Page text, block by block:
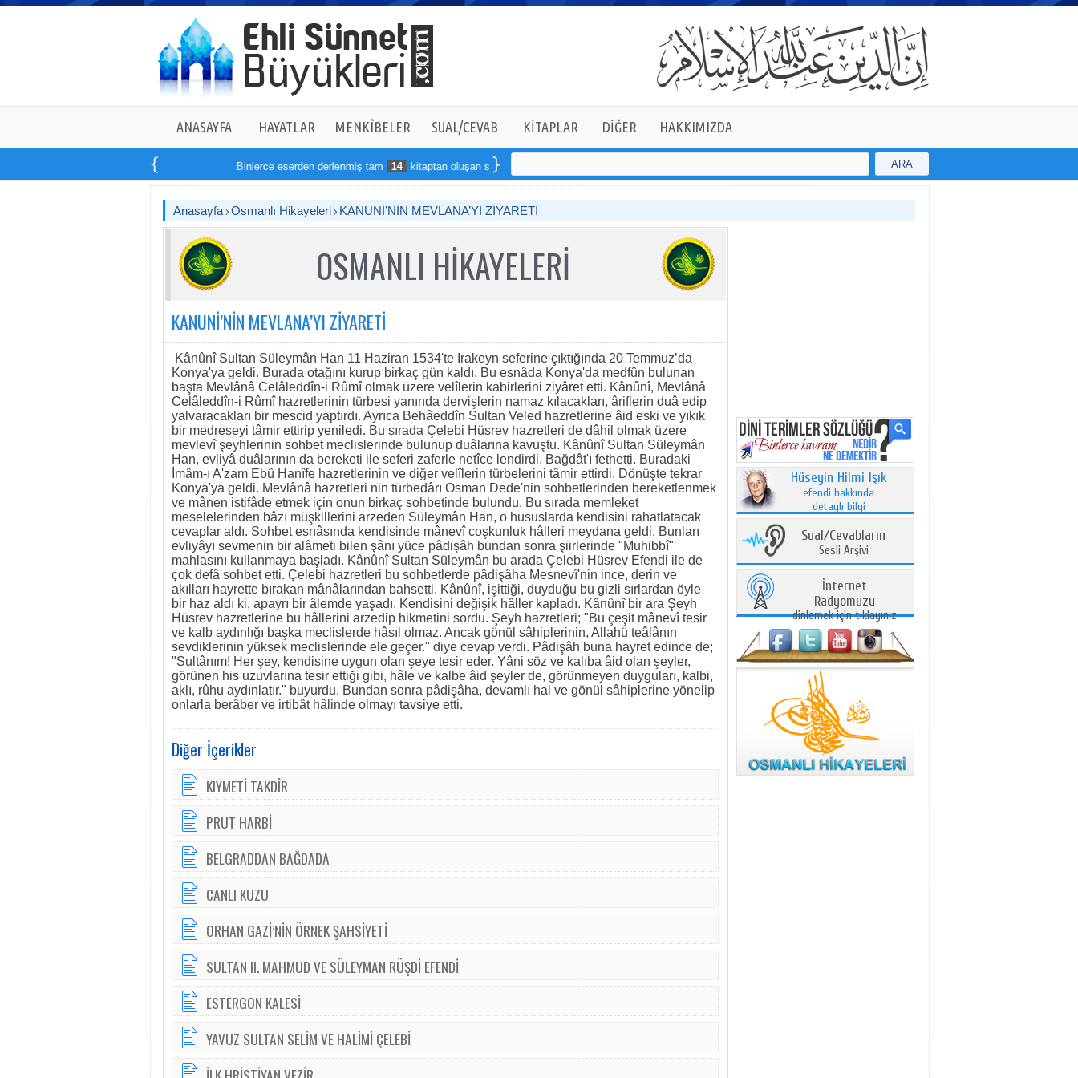
ANASAYFA HAYATLAR MENKÎBELER SUAL/CEVAB KİTAPLAR DİĞER HAKKIMIZDA
Binlerce eserden derlenmiş tam 14 kitaptan oluşan seti online sipariş verebilirsiniz ARA
Anasayfa Osmanlı Hikayeleri KANUNİ’NİN MEVLANA’YI ZİYARETİ
OSMANLI HİKAYELERİ
KANUNİ’NİN MEVLANA’YI ZİYARETİ
Kânûnî Sultan Süleymân Han 11 Haziran 1534'te Irakeyn seferine çıktığında 20 Temmuz’da
Konya'ya geldi. Burada otağını kurup birkaç gün kaldı. Bu esnâda Konya'da medfûn bulunan
başta Mevlânâ Celâleddîn-i Rûmî olmak üzere velîlerin kabirlerini ziyâret etti. Kânûnî, Mevlânâ
Celâleddîn-i Rûmî hazretlerinin türbesi yanında dervişlerin namaz kılacakları, âriflerin duâ edip
yalvaracakları bir mescid yaptırdı. Ayrıca Behâeddîn Sultan Veled hazretlerine âid eski ve yıkık
bir medreseyi tâmir ettirip yeniledi. Bu sırada Çelebi Hüsrev hazretleri de dâhil olmak üzere
mevlevî şeyhlerinin sohbet meclislerinde bulunup duâlarına kavuştu. Kânûnî Sultan Süleymân
Han, evliyâ duâlarının da bereketi ile seferi zaferle netîce lendirdi. Bağdât'ı fethetti. Buradaki
İmâm-ı A'zam Ebû Hanîfe hazretlerinin ve diğer velîlerin türbelerini tâmir ettirdi. Dönüşte tekrar
Konya'ya geldi. Mevlânâ hazretleri nin türbedârı Osman Dede'nin sohbetlerinden bereketlenmek
ve mânen istifâde etmek için onun birkaç sohbetinde bulundu. Bu sırada memleket
meselelerinden bâzı müşkillerini arzeden Süleymân Han, o hususlarda kendisini rahatlatacak
cevaplar aldı. Sohbet esnâsında kendisinde mânevî coşkunluk hâlleri meydana geldi. Bunları
evliyâyı sevmenin bir alâmeti bilen şânı yüce pâdişâh bundan sonra şiirlerinde "Muhibbî"
mahlasını kullanmaya başladı. Kânûnî Sultan Süleymân bu arada Çelebi Hüsrev Efendi ile de
çok defâ sohbet etti. Çelebi hazretleri bu sohbetlerde pâdişâha Mesnevî'nin ince, derin ve
akılları hayrette bırakan mânâlarından bahsetti. Kânûnî, işittiği, duyduğu bu gizli sırlardan öyle
bir haz aldı ki, apayrı bir âlemde yaşadı. Kendisini değişik hâller kapladı. Kânûnî bir ara Şeyh
Hüsrev hazretlerine bu hâllerini arzedip hikmetini sordu. Şeyh hazretleri; "Bu çeşit mânevî tesir
ve kalb aydınlığı başka meclislerde hâsıl olmaz. Ancak gönül sâhiplerinin, Allahü teâlânın
sevdiklerinin yüksek meclislerinde ele geçer." diye cevap verdi. Pâdişâh buna hayret edince de;
"Sultânım! Her şey, kendisine uygun olan şeye tesir eder. Yâni söz ve kalıba âid olan şeyler,
görünen his uzuvlarına tesir ettiği gibi, hâle ve kalbe âid şeyler de, görünmeyen duyguları, kalbi,
aklı, rûhu aydınlatır." buyurdu. Bundan sonra pâdişâha, devamlı hal ve gönül sâhiplerine yönelip
onlarla berâber ve irtibât hâlinde olmayı tavsiye etti.
Diğer İçerikler
KIYMETİ TAKDÎR
PRUT HARBİ
BELGRADDAN BAĞDADA
CANLI KUZU
ORHAN GAZİ’NİN ÖRNEK ŞAHSİYETİ
SULTAN II. MAHMUD VE SÜLEYMAN RÜŞDİ EFENDİ
ESTERGON KALESİ
YAVUZ SULTAN SELİM VE HALİMİ ÇELEBİ
Hüseyin Hilmi Işık
efendi hakkında
detaylı bilgi
Sual/Cevabların
Sesli Arşivi
İnternet
Radyomuzu
dinlemek için tıklayınız